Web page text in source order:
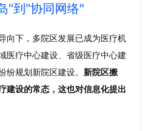
"到"协同网络"
向下，多院区发展已成为医疗机
医疗中心建设、省级医疗中心建
纷规划新院区建设。 新院区搬
建设的常态，这也对信息化提出